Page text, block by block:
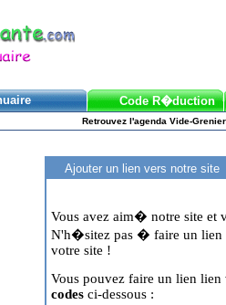
Code R�duction
Retrouvez l'agenda Vide-
Ajouter un lien vers notre site
Vous avez aim� notre site et
N'h�sitez pas � faire un lien
votre site !
Vous pouvez faire un lien
codesci-dessous :